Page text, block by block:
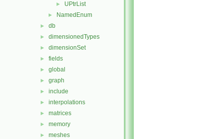
► UPtrList
► NamedEnum
► db
► dimensionedTypes
► dimensionSet
► fields
► global
► graph
► include
► interpolations
► matrices
► memory
► meshes